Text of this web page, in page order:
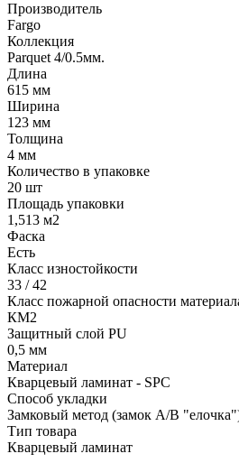
Производитель
Fargo
Коллекция
Parquet 4/0.5мм.
Длина
615 мм
Ширина
123 мм
Толщина
4 мм
Количество в упаковке
20 шт
Площадь упаковки
1,513 м2
Фаска
Есть
Класс изностойкости
33 / 42
Класс пожарной опасности
КМ2
Защитный слой PU
0,5 мм
Материал
Кварцевый ламинат - SPC
Способ укладки
Замковый метод (замок A/B
Тип товара
Кварцевый ламинат